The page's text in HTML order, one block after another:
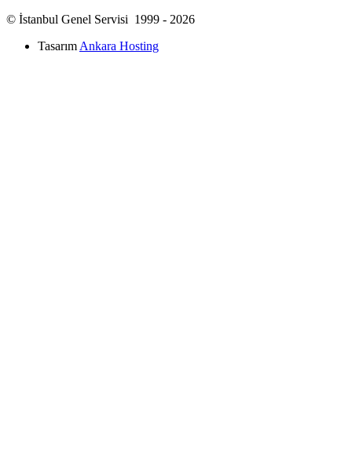
© İstanbul Genel Servisi 1999 - 2026
Tasarım Ankara Hosting